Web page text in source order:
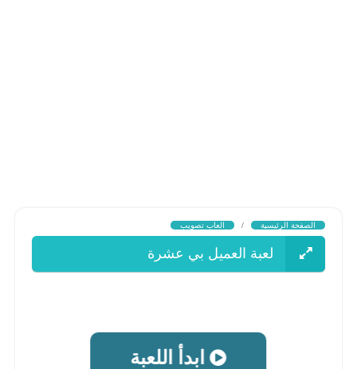
الصفحة الرئيسية / العاب تصويب
لعبة العميل بي عشرة
ابدأ اللعبة